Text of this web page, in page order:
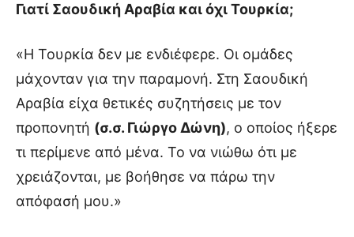
Γιατί Σαουδική Αραβία και όχι Τουρκία;
«Η Τουρκία δεν με ενδιέφερε. Οι ομάδες
μάχονταν για την παραμονή. Στη Σαουδική
Αραβία είχα θετικές συζητήσεις με τον
προπονητή (σ.σ. Γιώργο Δώνη), ο οποίος ήξερε
τι περίμενε από μένα. Το να νιώθω ότι με
χρειάζονται, με βοήθησε να πάρω την
απόφασή μου.»